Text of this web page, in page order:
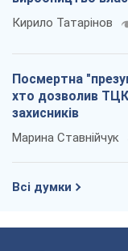
Кирило Татарінов
Посмертна
хто дозволив
захисників
Марина Ставнійчук
Всі думки